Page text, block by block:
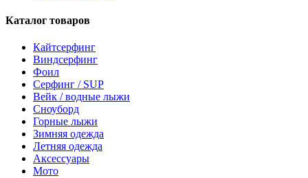
Каталог товаров
Кайтсерфинг
Виндсерфинг
Фоил
Серфинг / SUP
Вейк / водные лыжи
Сноуборд
Горные лыжи
Зимняя одежда
Летняя одежда
Аксессуары
Мото